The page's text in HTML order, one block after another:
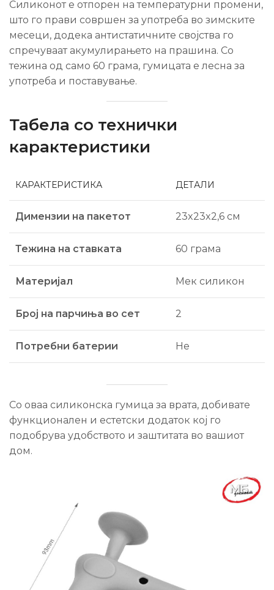
Силиконот е отпорен на температурни промени,
што го прави совршен за употреба во зимските
месеци, додека антистатичните својства го
спречуваат акумулирањето на прашина. Со
тежина од само 60 грама, гумицата е лесна за
употреба и поставување.
Табела со технички
карактеристики
КАРАКТЕРИСТИКА ДЕТАЛИ
Димензии на пакетот 23x23x2,6 см
Тежина на ставката 60 грама
Материјал Мек силикон
Број на парчиња во сет 2
Потребни батерии Не
Со оваа силиконска гумица за врата, добивате
функционален и естетски додаток кој го
подобрува удобството и заштитата во вашиот
дом.